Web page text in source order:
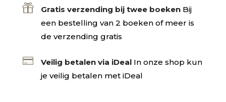
 Gratis verzending bij twee boeken Bij
een bestelling van 2 boeken of meer is
de verzending gratis
 Veilig betalen via iDeal In onze shop kun
je veilig betalen met iDeal